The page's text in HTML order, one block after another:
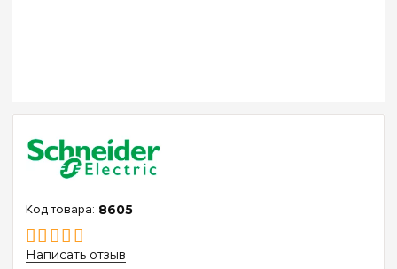
8605
Написать отзыв